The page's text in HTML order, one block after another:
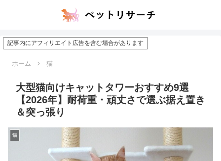
記事内にアフィリエイト広告を含む場合があります
ホーム 猫
大型猫向けキャットタワーおすすめ9選
【2026年】耐荷重・頑丈さで選ぶ据え置き
＆突っ張り
猫